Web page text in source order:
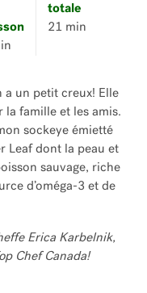
totale
21 min
a un petit creux! Elle
la famille et les amis.
sockeye émietté
Leaf dont la peau et
sauvage, riche
d’oméga-3 et de
Erica Karbelnik,
Chef Canada!